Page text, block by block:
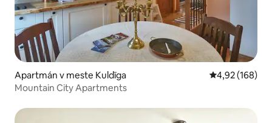
Apartmán v meste Kuldīga Priemerné
4,92 (168)
Mountain City Apartments